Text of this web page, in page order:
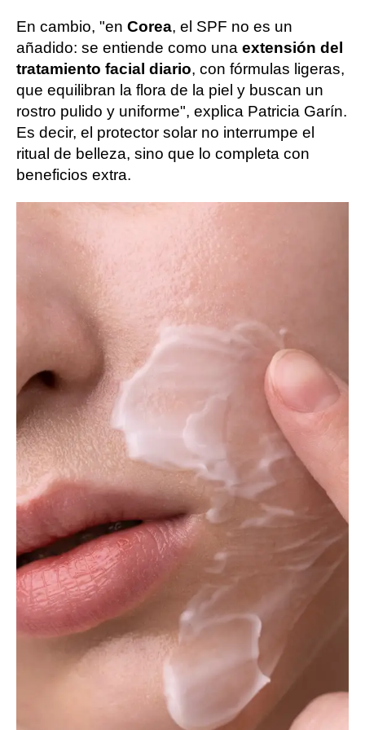
En cambio, "en Corea, el SPF no es un
añadido: se entiende como una extensión del
tratamiento facial diario, con fórmulas ligeras,
que equilibran la flora de la piel y buscan un
rostro pulido y uniforme", explica Patricia Garín.
Es decir, el protector solar no interrumpe el
ritual de belleza, sino que lo completa con
beneficios extra.